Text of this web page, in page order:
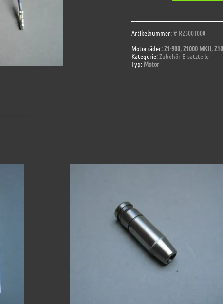
Menge
Artikelnummer:# R26001000
Motorräder:Z1-900,Z1000 MKII,
Kategorie:Zubehör-Ersatzteile
Typ: Motor